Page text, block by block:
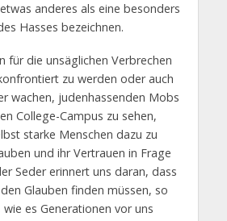
anderes als eine besonders
Hasses bezeichnen.
für die unsäglichen Verbrechen
zu werden oder auch
wachen, judenhassenden Mobs
College-Campus zu sehen,
starke Menschen dazu zu
und ihr Vertrauen in Frage
Seder erinnert uns daran, dass
Glauben finden müssen, so
es Generationen vor uns